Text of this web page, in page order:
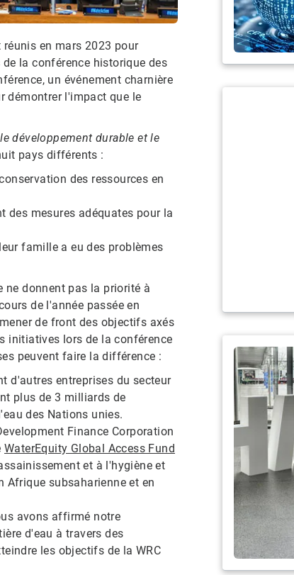
en mars 2023 pour
la conférence historique des
un événement charnière
démontrer l'impact que le
développement durable et le
pays différents :
des ressources en
des mesures adéquates pour la
famille a eu des problèmes
ne donnent pas la priorité à
de l'année passée en
de front des objectifs axés
initiatives lors de la conférence
peuvent faire la différence :
d'autres entreprises du secteur
plus de 3 milliards de
des Nations unies.
Finance Corporation
WaterEquity Global Access Fund
et à l'hygiène et
Afrique subsaharienne et en
avons affirmé notre
d'eau à travers des
les objectifs de la WRC